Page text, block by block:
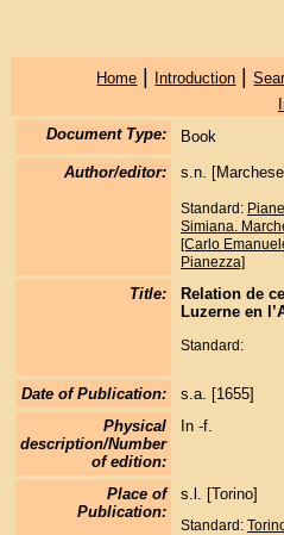
Home | Introduction |
Document Type:
Book
Author/editor:
s.n.
Standard:
Simiana.
[Carlo
Pianezza]
Title:
Relation de
Luzerne en
Standard:
Date of Publication:
s.a. [1655]
Physical
description/Number
of edition:
In -f.
Place of
Publication:
s.l. [Torino]
Standard: